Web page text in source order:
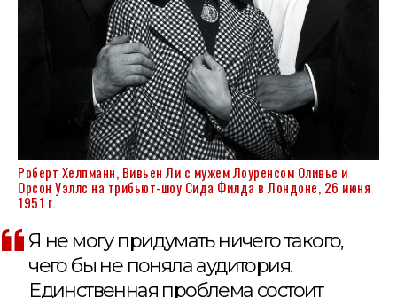
Роберт Хелпманн, Вивьен Ли с мужем Лоуренсом Оливье и
Орсон Уэллс на трибьют-шоу Сида Филда в Лондоне, 26 июня
1951 г.
Я не могу придумать ничего такого,
чего бы не поняла аудитория.
Единственная проблема состоит